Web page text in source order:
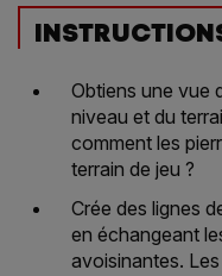
Obtiens une vue
niveau et du
comment les
terrain de jeu ?
Crée des lignes
en échangeant
avoisinantes.